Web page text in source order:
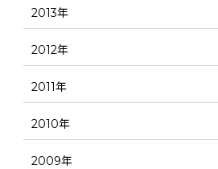
2013年
2012年
2011年
2010年
2009年